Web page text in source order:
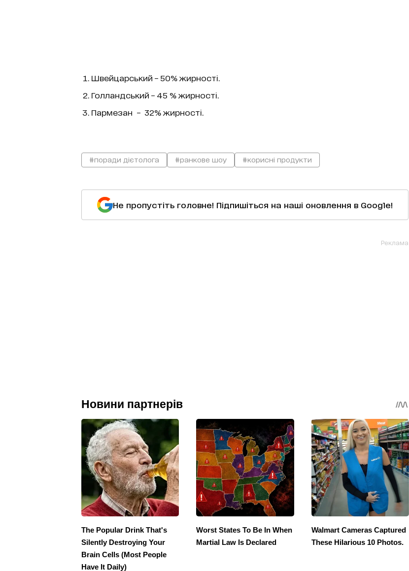
Швейцарський – 50% жирності.
Голландський – 45 % жирності.
Пармезан – 32% жирності.
#поради дієтолога #ранкове шоу #корисні продукти
Не пропустіть головне! Підпишіться на наші оновлення в Google!
Реклама